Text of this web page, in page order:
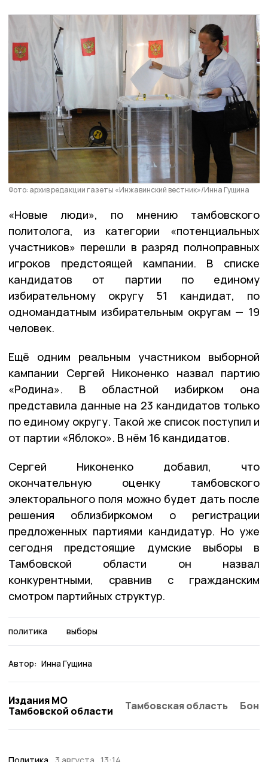
Фото: архив редакции газеты «Инжавинский вестник»/Инна Гущина
«Новые люди», по мнению тамбовского
политолога, из категории «потенциальных
участников» перешли в разряд полноправных
игроков предстоящей кампании. В списке
кандидатов от партии по единому
избирательному округу 51 кандидат, по
одномандатным избирательным округам — 19
человек.
Ещё одним реальным участником выборной
кампании Сергей Никоненко назвал партию
«Родина». В областной избирком она
представила данные на 23 кандидатов только
по единому округу. Такой же список поступил и
от партии «Яблоко». В нём 16 кандидатов.
Сергей Никоненко добавил, что
окончательную оценку тамбовского
электорального поля можно будет дать после
решения облизбиркомом о регистрации
предложенных партиями кандидатур. Но уже
сегодня предстоящие думские выборы в
Тамбовской области он назвал
конкурентными, сравнив с гражданским
смотром партийных структур.
политика выборы
Автор: Инна Гущина
Издания МО
Тамбовской области
Тамбовская область